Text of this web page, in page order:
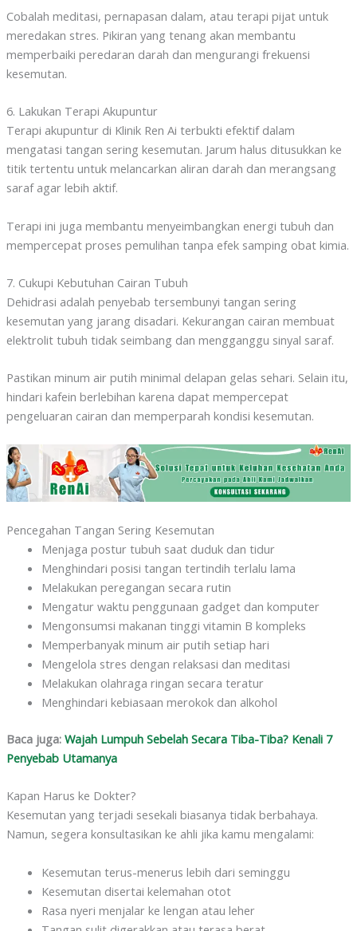
Cobalah meditasi, pernapasan dalam, atau terapi pijat untuk
meredakan stres. Pikiran yang tenang akan membantu
memperbaiki peredaran darah dan mengurangi frekuensi
kesemutan.
6. Lakukan Terapi Akupuntur
Terapi akupuntur di Klinik Ren Ai terbukti efektif dalam
mengatasi tangan sering kesemutan. Jarum halus ditusukkan ke
titik tertentu untuk melancarkan aliran darah dan merangsang
saraf agar lebih aktif.
Terapi ini juga membantu menyeimbangkan energi tubuh dan
mempercepat proses pemulihan tanpa efek samping obat kimia.
7. Cukupi Kebutuhan Cairan Tubuh
Dehidrasi adalah penyebab tersembunyi tangan sering
kesemutan yang jarang disadari. Kekurangan cairan membuat
elektrolit tubuh tidak seimbang dan mengganggu sinyal saraf.
Pastikan minum air putih minimal delapan gelas sehari. Selain itu,
hindari kafein berlebihan karena dapat mempercepat
pengeluaran cairan dan memperparah kondisi kesemutan.
Pencegahan Tangan Sering Kesemutan
Menjaga postur tubuh saat duduk dan tidur
Menghindari posisi tangan tertindih terlalu lama
Melakukan peregangan secara rutin
Mengatur waktu penggunaan gadget dan komputer
Mengonsumsi makanan tinggi vitamin B kompleks
Memperbanyak minum air putih setiap hari
Mengelola stres dengan relaksasi dan meditasi
Melakukan olahraga ringan secara teratur
Menghindari kebiasaan merokok dan alkohol
Baca juga: Wajah Lumpuh Sebelah Secara Tiba-Tiba? Kenali 7
Penyebab Utamanya
Kapan Harus ke Dokter?
Kesemutan yang terjadi sesekali biasanya tidak berbahaya.
Namun, segera konsultasikan ke ahli jika kamu mengalami:
Kesemutan terus-menerus lebih dari seminggu
Kesemutan disertai kelemahan otot
Rasa nyeri menjalar ke lengan atau leher